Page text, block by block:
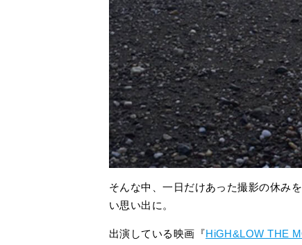
そんな中、一日だけあった撮影の休み
い思い出に。
出演している映画『HiGH&LOW THE